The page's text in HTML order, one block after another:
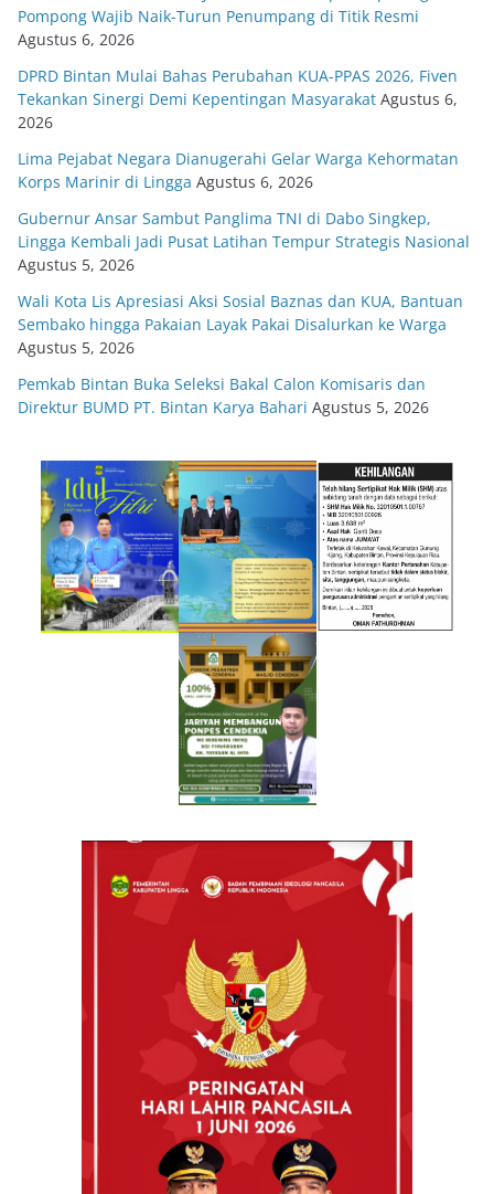
Pompong Wajib Naik-Turun Penumpang di Titik Resmi
Agustus 6, 2026
DPRD Bintan Mulai Bahas Perubahan KUA-PPAS 2026, Fiven
Tekankan Sinergi Demi Kepentingan Masyarakat Agustus 6,
2026
Lima Pejabat Negara Dianugerahi Gelar Warga Kehormatan
Korps Marinir di Lingga Agustus 6, 2026
Gubernur Ansar Sambut Panglima TNI di Dabo Singkep,
Lingga Kembali Jadi Pusat Latihan Tempur Strategis Nasional
Agustus 5, 2026
Wali Kota Lis Apresiasi Aksi Sosial Baznas dan KUA, Bantuan
Sembako hingga Pakaian Layak Pakai Disalurkan ke Warga
Agustus 5, 2026
Pemkab Bintan Buka Seleksi Bakal Calon Komisaris dan
Direktur BUMD PT. Bintan Karya Bahari Agustus 5, 2026